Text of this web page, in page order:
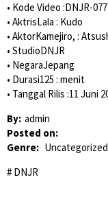
• Kode Video :DNJR-077
• AktrisLala : Kudo
• AktorKamejiro, :
• StudioDNJR
• NegaraJepang
• Durasi125 : menit
• Tanggal Rilis :11 Juni
By: admin
Posted on:
Genre: Uncategorized
DNJR